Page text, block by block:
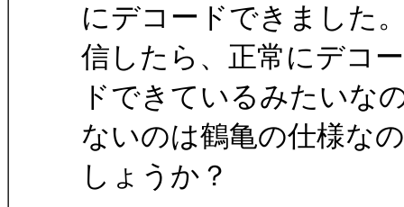
にデコードできました
信したら、正常にデコー
ドできているみたいな
ないのは鶴亀の仕様な
しょうか？